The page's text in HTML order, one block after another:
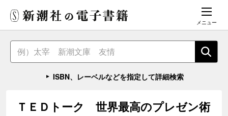
メニュー
ISBN、レーベルなどを指定して詳細検索
ＴＥＤトーク 世界最高のプレゼン術